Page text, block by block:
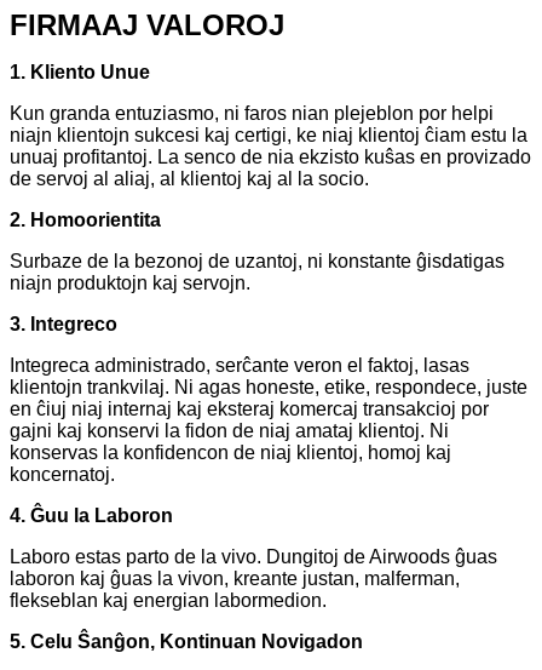
FIRMAAJ VALOROJ
1. Kliento Unue
Kun granda entuziasmo, ni faros nian plejeblon por helpi
niajn klientojn sukcesi kaj certigi, ke niaj klientoj ĉiam estu la
unuaj profitantoj. La senco de nia ekzisto kuŝas en provizado
de servoj al aliaj, al klientoj kaj al la socio.
2. Homoorientita
Surbaze de la bezonoj de uzantoj, ni konstante ĝisdatigas
niajn produktojn kaj servojn.
3. Integreco
Integreca administrado, serĉante veron el faktoj, lasas
klientojn trankvilaj. Ni agas honeste, etike, respondece, juste
en ĉiuj niaj internaj kaj eksteraj komercaj transakcioj por
gajni kaj konservi la fidon de niaj amataj klientoj. Ni
konservas la konfidencon de niaj klientoj, homoj kaj
koncernatoj.
4. Ĝuu la Laboron
Laboro estas parto de la vivo. Dungitoj de Airwoods ĝuas
laboron kaj ĝuas la vivon, kreante justan, malferman,
flekseblan kaj energian labormedion.
5. Celu Ŝanĝon, Kontinuan Novigadon